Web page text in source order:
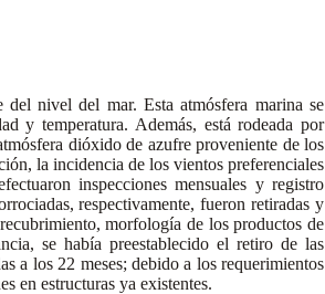
nivel del mar. Esta atmósfera marina se
y temperatura. Además, está rodeada por
dióxido de azufre proveniente de los
la incidencia de los vientos preferenciales
inspecciones mensuales y registro
respectivamente, fueron retiradas y
morfología de los productos de
se había preestablecido el retiro de las
a los 22 meses; debido a los requerimientos
en estructuras ya existentes.